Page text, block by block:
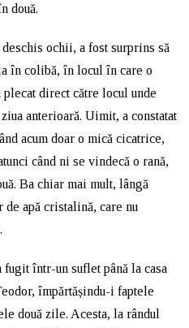
două.
ochii, a fost surprins să
în colibă, în locul în care o
plecat direct către locul unde
anterioară. Uimit, a constatat
acum doar o mică cicatrice,
când ni se vindecă o rană,
Ba chiar mai mult, lângă
apă cristalină, care nu
fugit într-un suflet până la casa
împărtășindu-i faptele
două zile. Acesta, la rândul